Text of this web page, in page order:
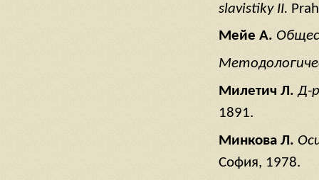
slavistiky II.
Мейе А.
Милетич Л. Д-р
1891.
Минкова Л.
София, 1978.